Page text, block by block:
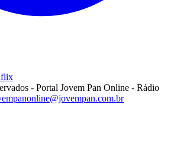
- Portal Jovem Pan Online - Rádio